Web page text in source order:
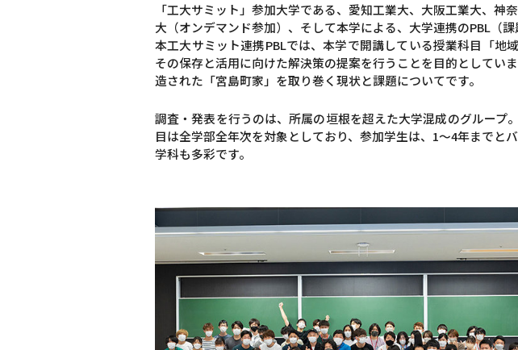
「工大サミット」参加大学である、愛知工業大、大阪工業大、
大（オンデマンド参加）、そして本学による、大学連携のPBL（課
本工大サミット連携PBLでは、本学で開講している授業科目「
その保存と活用に向けた解決策の提案を行うことを目的としてい
造された「宮島町家」を取り巻く現状と課題についてです。
調査・発表を行うのは、所属の垣根を超えた大学混成のグループ
目は全学部全年次を対象としており、参加学生は、1～4年まで
学科も多彩です。